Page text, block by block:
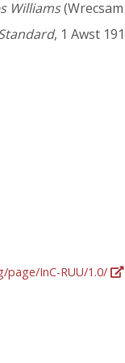
Williams(Wrecsam
, 1 Awst
InC-RUU/1.0/